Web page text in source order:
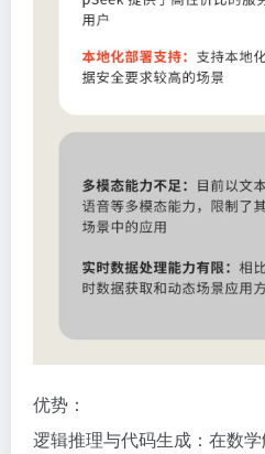
优势：
逻辑推理与代码生成：在数